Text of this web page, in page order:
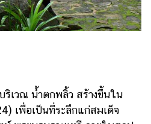
ริเวณ น้ำตกพลิ้ว สร้างขึ้นใน
เพื่อเป็นที่ระลึกแก่สมเด็จ